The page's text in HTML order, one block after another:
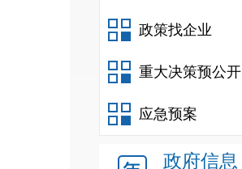
政策找企业
重大决策预公开
应急预案
政府信息